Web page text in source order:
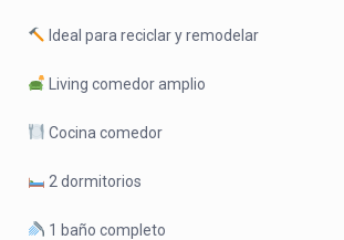
Ideal para reciclar y remodelar
Living comedor amplio
Cocina comedor
2 dormitorios
1 baño completo